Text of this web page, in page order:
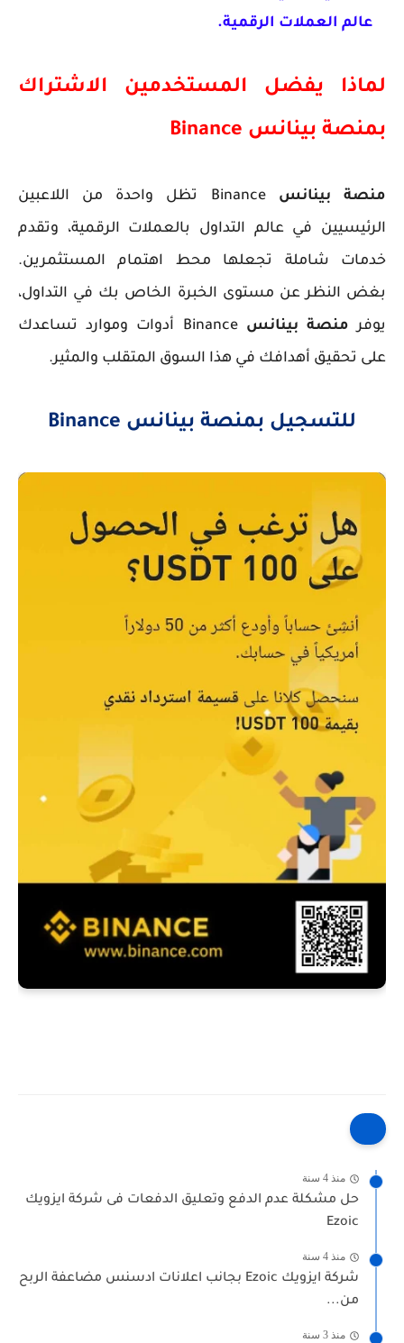
عالم العملات الرقمية.
لماذا يفضل المستخدمين الاشتراك
بمنصة بينانس Binance
منصة بينانسBinance
تظل واحدة من اللاعبين
الرئيسيين في عالم التداول بالعملات الرقمية، وتقدم
خدمات شاملة تجعلها محط اهتمام المستثمرين.
بغض النظر عن مستوى الخبرة الخاص بك في التداول،
يوفر منصة بينانس
Binance أدوات وموارد تساعدك
على تحقيق أهدافك في هذا السوق المتقلب والمثير.
للتسجيل بمنصة بينانس Binance
منذ 4 سنة
حل مشكلة عدم الدفع وتعليق الدفعات فى شركة ايزويك
Ezoic
منذ 4 سنة
شركة ايزويك Ezoic بجانب اعلانات ادسنس مضاعفة الربح
من...
منذ 3 سنة